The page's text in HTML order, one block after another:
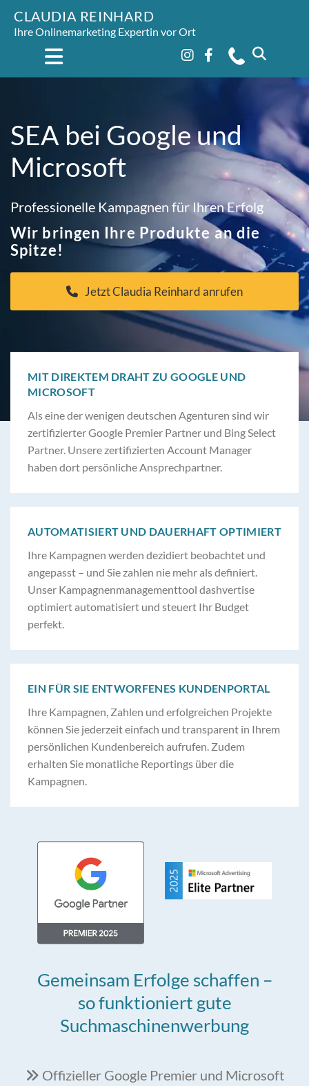
CLAUDIA REINHARD
Ihre Onlinemarketing Expertin vor Ort
SEA bei Google und
Microsoft
Professionelle Kampagnen für Ihren Erfolg
Wir bringen Ihre Produkte an die
Spitze!
Jetzt Claudia Reinhard anrufen
MIT DIREKTEM DRAHT ZU GOOGLE UND
MICROSOFT
Als eine der wenigen deutschen Agenturen sind wir
zertifizierter Google Premier Partner und Bing Select
Partner. Unsere zertifizierten Account Manager
haben dort persönliche Ansprechpartner.
AUTOMATISIERT UND DAUERHAFT OPTIMIERT
Ihre Kampagnen werden dezidiert beobachtet und
angepasst – und Sie zahlen nie mehr als definiert.
Unser Kampagnenmanagementtool dashvertise
optimiert automatisiert und steuert Ihr Budget
perfekt.
EIN FÜR SIE ENTWORFENES KUNDENPORTAL
Ihre Kampagnen, Zahlen und erfolgreichen Projekte
können Sie jederzeit einfach und transparent in Ihrem
persönlichen Kundenbereich aufrufen. Zudem
erhalten Sie monatliche Reportings über die
Kampagnen.
Gemeinsam Erfolge schaffen –
so funktioniert gute
Suchmaschinenwerbung
 Offizieller Google Premier und Microsoft